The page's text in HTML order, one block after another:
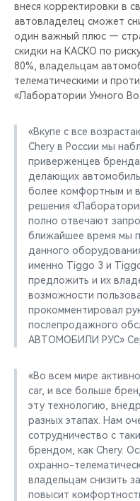
внеся корректировки в
автовладелец сможет
один важный плюс —
скидки на КАСКО по
80%, владельцам
телематическими и
«Лаборатории Умного
«Вкупе с все
Chery в России мы
приверженцев
делающих
более комфортным и
решения
полно отвечают
ближайшее время мы
данного
именно Tiggo 3 и
предложить и их
возможности
прокомментировал
послепродажного
АВТОМОБИЛИ РУС»
«Во всем мире
car, и все больше
эту технологию,
разных этапах. Нам
сотрудничество с
брендом, как Chery.
oхранно-
владельцам снизить
повысит